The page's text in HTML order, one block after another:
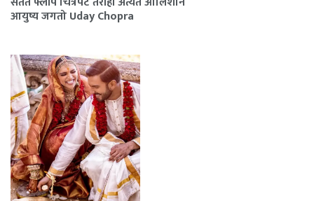
आयुष्य जगतो Uday Chopra